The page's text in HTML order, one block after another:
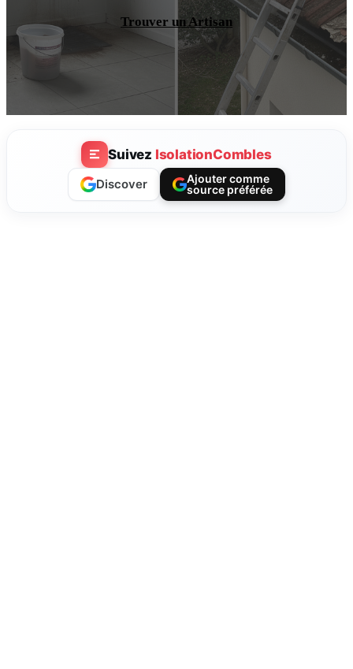
Trouver un Artisan
Suivez IsolationCombles
Discover
Ajouter comme
source préférée